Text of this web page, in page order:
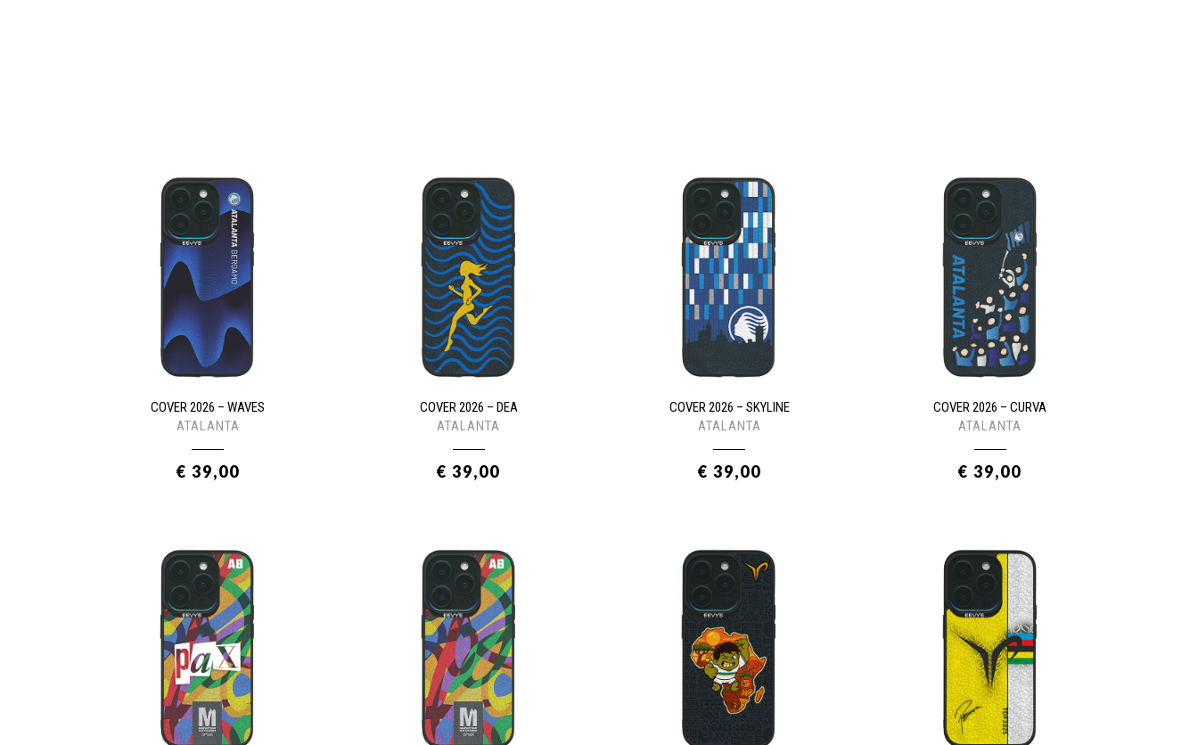
COVER 2026 – WAVES
ATALANTA
€ 39,00
COVER 2026 – DEA
ATALANTA
€ 39,00
COVER 2026 – SKYLINE
ATALANTA
€ 39,00
COVER 2026 – CURVA
ATALANTA
€ 39,00